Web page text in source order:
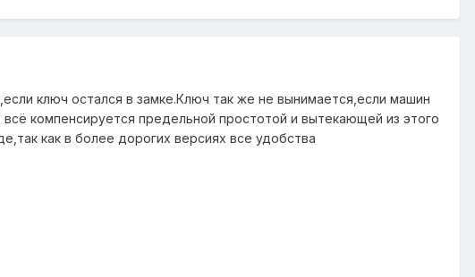
ключ остался в замке.Ключ так же не вынимается,если машин
компенсируется предельной простотой и вытекающей из этого
как в более дорогих версиях все удобства